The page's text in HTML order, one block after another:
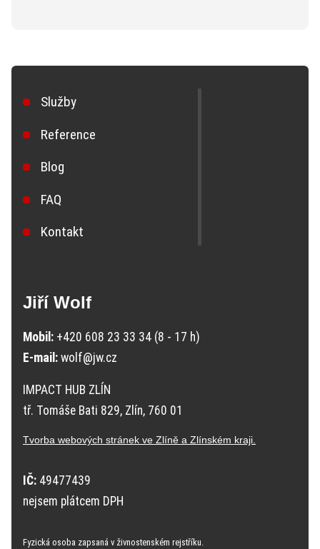
Služby
Reference
Blog
FAQ
Kontakt
Jiří Wolf
Mobil: +420 608 23 33 34 (8 - 17 h)
E-mail: wolf@jw.cz
IMPACT HUB ZLÍN
tř. Tomáše Bati 829, Zlín, 760 01
Tvorba webových stránek ve Zlíně a Zlínském kraji.
IČ: 49477439
nejsem plátcem DPH
Fyzická osoba zapsaná v živnostenském rejstříku.